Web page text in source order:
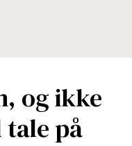
og ikke
på